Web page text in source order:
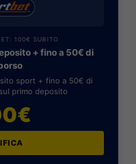
100€ SUBITO
+ fino a 50€ di
sport + fino a 50€ di
primo deposito